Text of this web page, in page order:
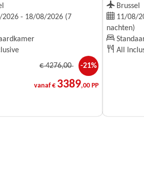
2026 - 18/08/2026 (7
€4276,00 -21%
vanaf € 3389,00 PP
Brussel
11/08/
nachten)
All